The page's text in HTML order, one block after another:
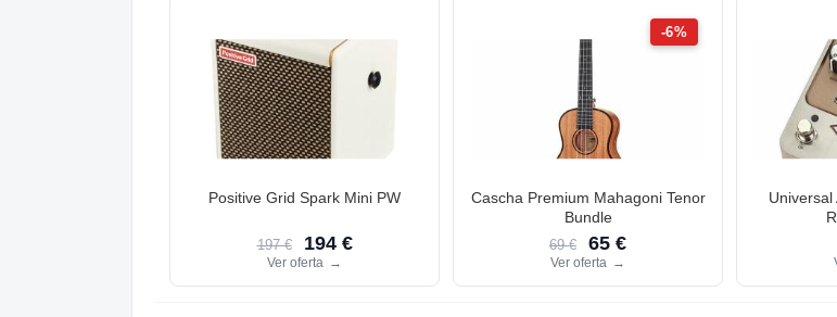
Positive Grid Spark Mini PW
197 € 194 €
Ver oferta →
-6%
Cascha Premium Mahagoni Tenor
Bundle
69 € 65 €
Ver oferta →
Universal